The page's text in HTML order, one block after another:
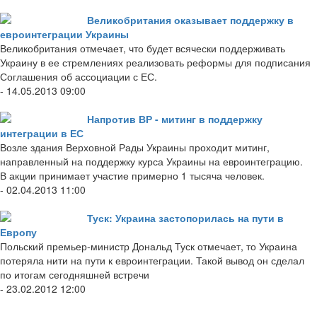
Великобритания оказывает поддержку в
евроинтеграции Украины
Великобритания отмечает, что будет всячески поддерживать
Украину в ее стремлениях реализовать реформы для подписания
Соглашения об ассоциации с ЕС.
- 14.05.2013 09:00
Напротив ВР - митинг в поддержку
интеграции в ЕС
Возле здания Верховной Рады Украины проходит митинг,
направленный на поддержку курса Украины на евроинтеграцию.
В акции принимает участие примерно 1 тысяча человек.
- 02.04.2013 11:00
Туск: Украина застопорилась на пути в
Европу
Польский премьер-министр Дональд Туск отмечает, то Украина
потеряла нити на пути к евроинтеграции. Такой вывод он сделал
по итогам сегодняшней встречи
- 23.02.2012 12:00